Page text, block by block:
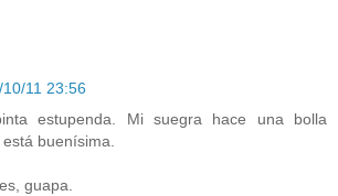
11 23:56
estupenda. Mi suegra hace una bolla
buenísima.
guapa.